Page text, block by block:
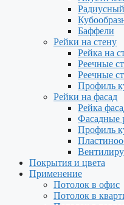
Баффели
Рейки на стену
Рейка на
Реечные
Реечные
Профиль
Рейки на фасад
Рейка
Фасадные
Профиль
Покрытия и цвета
Применение
Потолок в офис
Потолок в